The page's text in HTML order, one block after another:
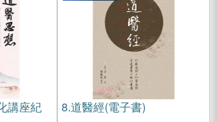
講座紀
8.道醫經(電子書)